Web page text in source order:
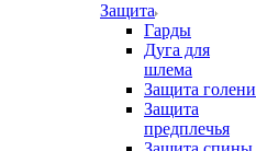
Защита
Гарды
Дуга для
шлема
Защита голени
Защита
предплечья